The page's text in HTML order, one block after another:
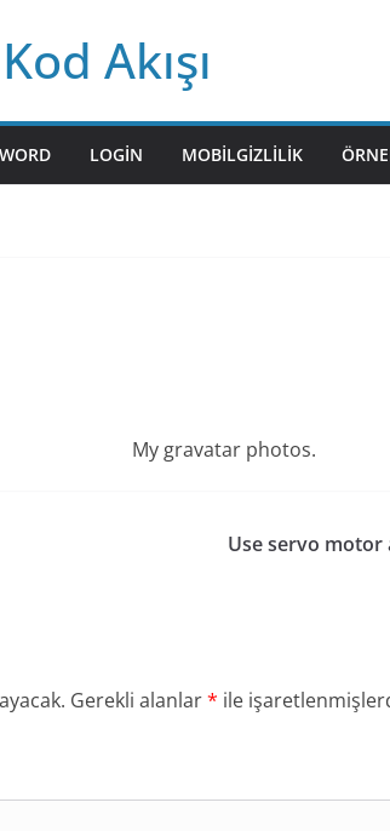
Akışı
LOGIN MOBILGIZLILIK
My gravatar photos.
Use servo motor
Gerekli alanlar* ile